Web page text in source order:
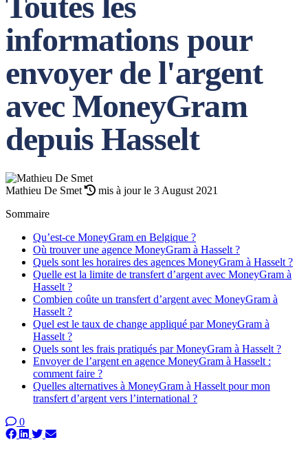
informations pour
envoyer de l'argent
avec MoneyGram
depuis Hasselt
Mathieu De Smet
mis à jour le 3 August 2021
Sommaire
Qu’est-ce MoneyGram en Belgique ?
Où trouver une agence MoneyGram à Hasselt ?
Quels sont les horaires des agences MoneyGram à Hasselt ?
Quelle est la limite de transfert d’argent avec MoneyGram à
Hasselt ?
Combien coûte un transfert d’argent avec MoneyGram à
Hasselt ?
Quel est le taux de change appliqué par MoneyGram à
Hasselt ?
Quels sont les frais pratiqués par MoneyGram à Hasselt ?
Envoyer de l’argent en agence MoneyGram à Hasselt :
comment faire ?
Quelles alternatives à MoneyGram à Hasselt pour mon
transfert d’argent vers l’international ?
0